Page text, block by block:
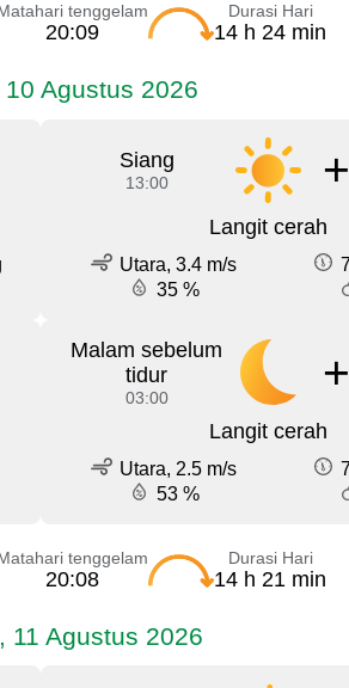
tenggelam
20:09
Durasi Hari
14 h 24 min
10 Agustus 2026
Siang
13:00
Langit cerah
Utara, 3.4 m/s
35 %
Malam sebelum
tidur
03:00
Langit cerah
Utara, 2.5 m/s
53 %
tenggelam
20:08
Durasi Hari
14 h 21 min
11 Agustus 2026